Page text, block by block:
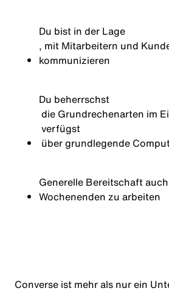
Du bist in der Lage
, mit Mitarbeitern und
kommunizieren
Du beherrschst
die Grundrechenarten im
verfügst
über grundlegende
Generelle Bereitschaft
Wochenenden zu arbeiten
Converse ist mehr als nur ein